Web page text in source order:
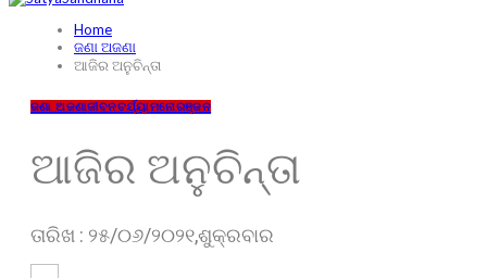
Home
ଜଣା ଅଜଣା
ଆଜିର ଅନୁଚିନ୍ତା
ଜଣା ଅଜଣାଜୀବନଚର୍ଯ୍ୟାମନୋରଞ୍ଜନ
ଆଜିର ଅନୁଚିନ୍ତା
ତାରିଖ : ୨୫/୦୬/୨୦୨୧,ଶୁକ୍ରବାର